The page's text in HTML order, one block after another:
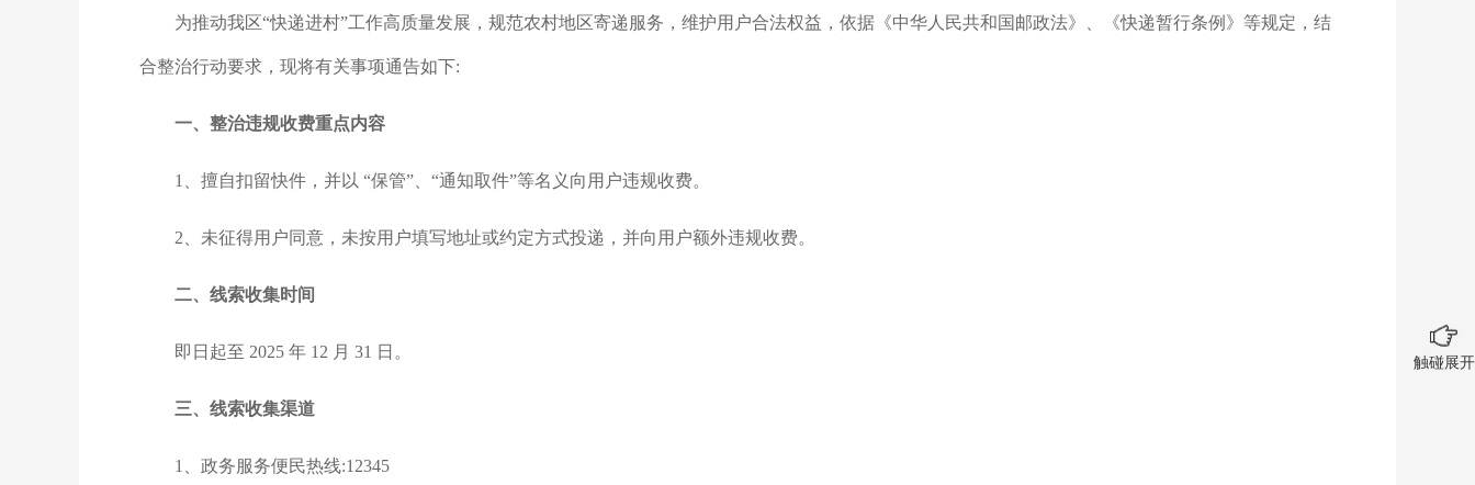
为推动我区“快递进村”工作高质量发展，规范农村地区寄递服务，维护用户合法权益，依据《中华人民共和国邮政法》、《快递暂行条例》等规定，结
合整治行动要求，现将有关事项通告如下:
一、整治违规收费重点内容
1、擅自扣留快件，并以 “保管”、“通知取件”等名义向用户违规收费。
2、未征得用户同意，未按用户填写地址或约定方式投递，并向用户额外违规收费。
二、线索收集时间
即日起至 2025 年 12 月 31 日。
三、线索收集渠道
1、政务服务便民热线:12345
触碰展开